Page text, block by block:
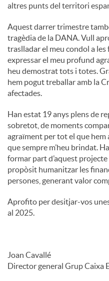
t
s
altres punts del territori
Aquest darrer trimestre
tragèdia de la DANA. Vull
traslladar el meu condol a les
expressar el meu profund
heu demostrat tots i totes.
hem pogut treballar amb la
afectades.
Han estat 19 anys plens de
sobretot, de moments
agraïment per tot el que
que sempre m’heu brindat.
formar part d’aquest
propòsit humanitzar les
persones, generant valor
Aprofito per desitjar-vos
al 2025.
Joan Cavallé
Director general Grup Caixa